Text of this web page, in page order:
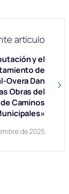
artículo
de 2025
y el
de
Overa Dan
Obras del
Caminos